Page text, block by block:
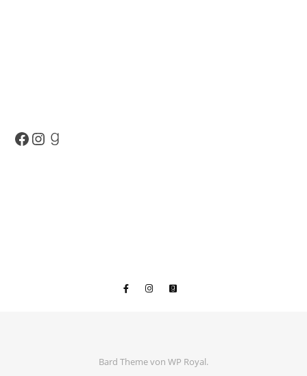
Facebook
Instagram
Goodreads
Bard Theme von WP Royal.